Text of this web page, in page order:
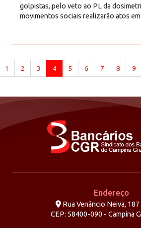
golpistas, pelo veto ao PL da
movimentos sociais realizarão atos
1 2 3 4 5 6 7 8 9
Endereço
Rua Venâncio Neiva,
CEP: 58400-090 - Campina